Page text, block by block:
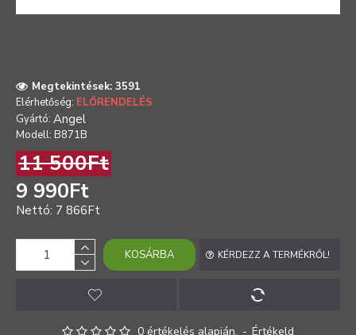
Elérhetőség: ELŐRENDELÉS
Gyártó: Angel
Modell: B871B
Megtekintések: 3591
0 értékelés alapján. - Értékeld
9 990Ft
11 500Ft
Nettó: 7 866Ft
KOSÁRBA KÉRDEZZ A TERMÉKRŐL!